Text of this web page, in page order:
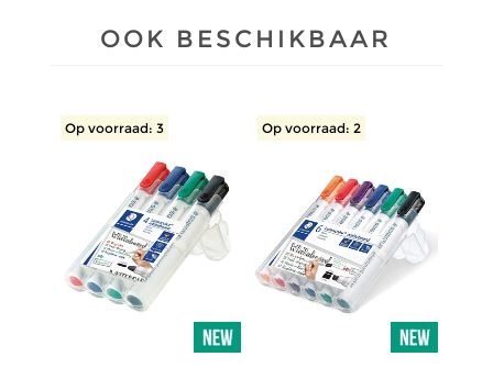
OOK BESCHIKBAAR
Op voorraad: 3 Op voorraad: 2